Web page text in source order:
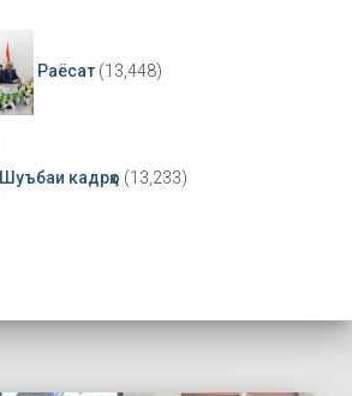
Раёсат (13,448)
Шуъбаи кадрҳо (13,233)